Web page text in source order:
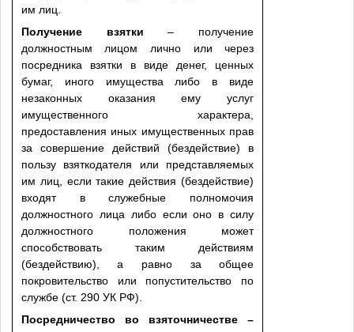
им лиц.
Получение взятки – получение
должностным лицом лично или через
посредника взятки в виде денег, ценных
бумаг, иного имущества либо в виде
незаконных оказания ему услуг
имущественного характера,
предоставления иных имущественных прав
за совершение действий (бездействие) в
пользу взяткодателя или представляемых
им лиц, если такие действия (бездействие)
входят в служебные полномочия
должностного лица либо если оно в силу
должностного положения может
способствовать таким действиям
(бездействию), а равно за общее
покровительство или попустительство по
службе (ст. 290 УК РФ).
Посредничество во взяточничестве –